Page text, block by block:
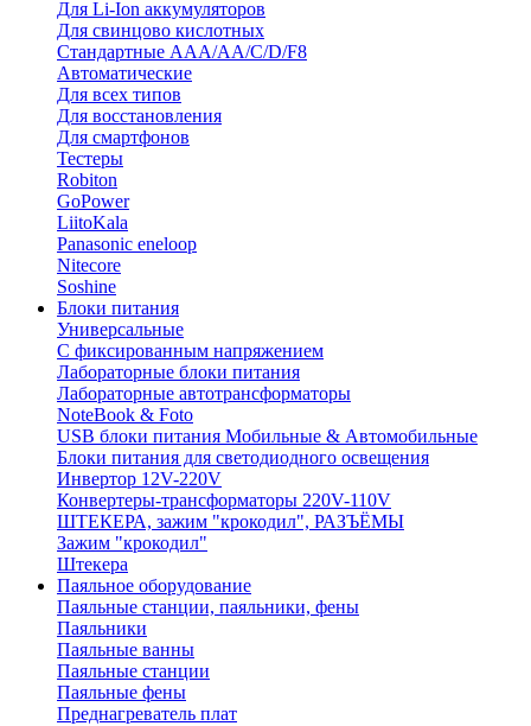
Для Li-Ion аккумуляторов
Для свинцово кислотных
Стандартные ААА/АА/С/D/F8
Автоматические
Для всех типов
Для восстановления
Для смартфонов
Тестеры
Robiton
GoPower
LiitoKala
Panasonic eneloop
Nitecore
Soshine
Блоки питания
Универсальные
C фиксированным напряжением
Лабораторные блоки питания
Лабораторные автотрансформаторы
NoteBook & Foto
USB блоки питания Мобильные & Автомобильные
Блоки питания для светодиодного освещения
Инвертор 12V-220V
Конвертеры-трансформаторы 220V-110V
ШТЕКЕРА, зажим "крокодил", РАЗЪЁМЫ
Зажим "крокодил"
Штекера
Паяльное оборудование
Паяльные станции, паяльники, фены
Паяльники
Паяльные ванны
Паяльные станции
Паяльные фены
Преднагреватель плат